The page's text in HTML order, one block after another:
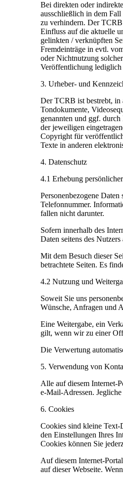
Bei direkten oder
ausschließlich in dem
zu verhindern. Der
Einfluss auf die aktuelle
gelinkten / verknüpften
Fremdeinträge in evtl.
oder Nichtnutzung
Veröffentlichung lediglich
3. Urheber- und
Der TCRB ist bestrebt, in
Tondokumente,
genannten und ggf.
der jeweiligen
Copyright für
Texte in anderen
4. Datenschutz
4.1 Erhebung
Personenbezogene
Telefonnummer.
fallen nicht darunter.
Sofern innerhalb des
Daten seitens des
Mit dem Besuch dieser
betrachtete Seiten. Es
4.2 Nutzung und
Soweit Sie uns
Wünsche, Anfragen und
Eine Weitergabe, ein
gilt, wenn wir zu einer
Die Verwertung
5. Verwendung von
Alle auf diesem Internet-
e-Mail-Adressen.
6. Cookies
Cookies sind kleine Text-
den Einstellungen Ihres
Cookies können Sie
Auf diesem Internet-
auf dieser Webseite.